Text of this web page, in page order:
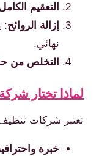
التعقيم الكامل
إزالة الروائح:
نهائي.
التخلص من
لماذا تختار
تعتبر شركات
خبرة